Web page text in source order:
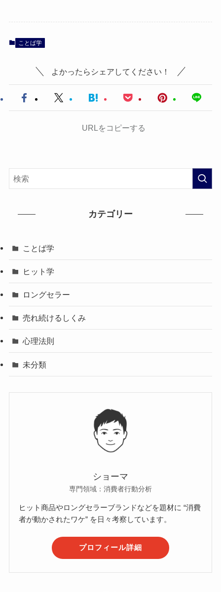
ことば学
よかったらシェアしてください！
URLをコピーする
カテゴリー
ことば学
ヒット学
ロングセラー
売れ続けるしくみ
心理法則
未分類
ショーマ
専門領域：消費者行動分析
ヒット商品やロングセラーブランドなどを題材に “消費
者が動かされたワケ” を日々考察しています。
プロフィール詳細